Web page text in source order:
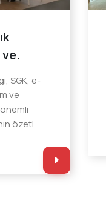
SGK, e-
ve
özeti.